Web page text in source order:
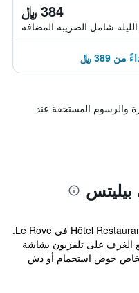
384 ﷼
شامل الصريبة المضافة
والرسوم المستحقة عند
تحتوي على مطعم، ويقع Hôtel Restaurant les Pielettes في Le Rove.
الغرف على تلفزيون بشاشة
حوض استحمام أو دش